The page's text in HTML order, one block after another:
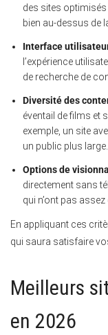
des sites
bien au-dessus de
Interface
l’expérience
de recherche de
Diversité des
éventail de films et
exemple, un site
un public plus large.
Options de
directement sans
qui n’ont pas
En appliquant ces
qui saura satisfaire
Meilleurs
en 2026